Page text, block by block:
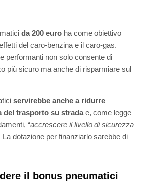
da 200 euro ha come obiettivo
del caro-benzina e il caro-gas.
performanti non solo consente di
più sicuro ma anche di risparmiare sul
servirebbe anche a ridurre
del trasporto su stradae, come legge
“accrescere il livello di sicurezza
La dotazione per finanziarlo sarebbe di
il bonus pneumatici